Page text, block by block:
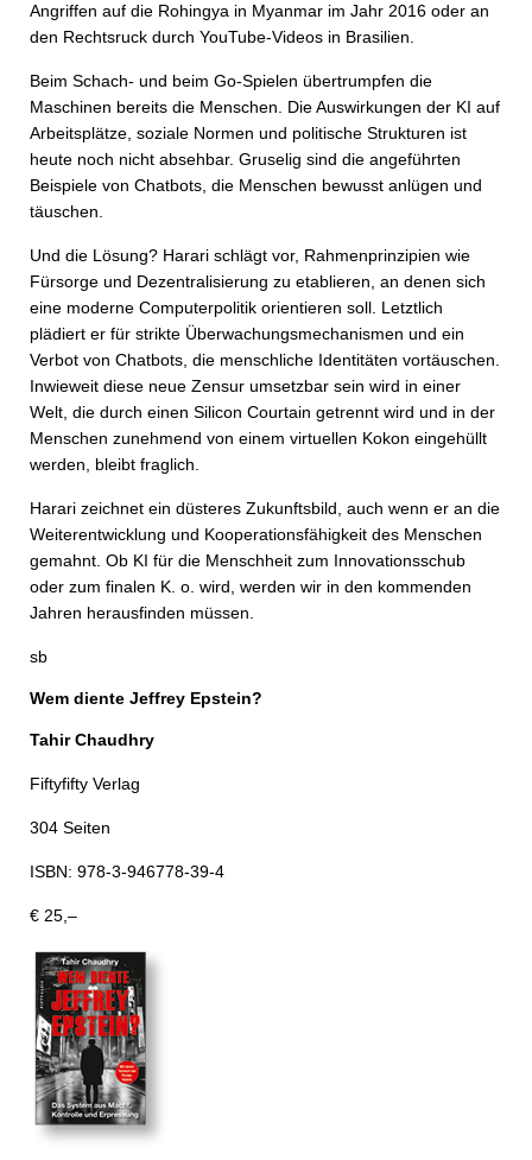
Angriffen auf die Rohingya in Myanmar im Jahr 2016 oder an
den Rechtsruck durch YouTube-Videos in Brasilien.
Beim Schach- und beim Go-Spielen übertrumpfen die
Maschinen bereits die Menschen. Die Auswirkungen der KI auf
Arbeitsplätze, soziale Normen und politische Strukturen ist
heute noch nicht absehbar. Gruselig sind die angeführten
Beispiele von Chatbots, die Menschen bewusst anlügen und
täuschen.
Und die Lösung? Harari schlägt vor, Rahmenprinzipien wie
Fürsorge und Dezentralisierung zu etablieren, an denen sich
eine moderne Computerpolitik orientieren soll. Letztlich
plädiert er für strikte Überwachungsmechanismen und ein
Verbot von Chatbots, die menschliche Identitäten vortäuschen.
Inwieweit diese neue Zensur umsetzbar sein wird in einer
Welt, die durch einen Silicon Courtain getrennt wird und in der
Menschen zunehmend von einem virtuellen Kokon eingehüllt
werden, bleibt fraglich.
Harari zeichnet ein düsteres Zukunftsbild, auch wenn er an die
Weiterentwicklung und Kooperationsfähigkeit des Menschen
gemahnt. Ob KI für die Menschheit zum Innovationsschub
oder zum finalen K. o. wird, werden wir in den kommenden
Jahren herausfinden müssen.
sb
Wem diente Jeffrey Epstein?
Tahir Chaudhry
Fiftyfifty Verlag
304 Seiten
ISBN: 978-3-946778-39-4
€ 25,–